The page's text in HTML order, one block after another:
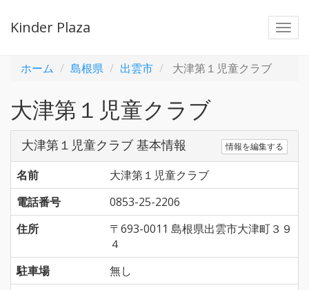
Kinder Plaza
ホーム 島根県 出雲市 大津第１児童クラブ
大津第１児童クラブ
大津第１児童クラブ 基本情報 情報を編集する
名前
大津第１児童クラブ
電話番号
0853-25-2206
住所
〒693-0011 島根県出雲市大津町３９
４
駐車場
無し